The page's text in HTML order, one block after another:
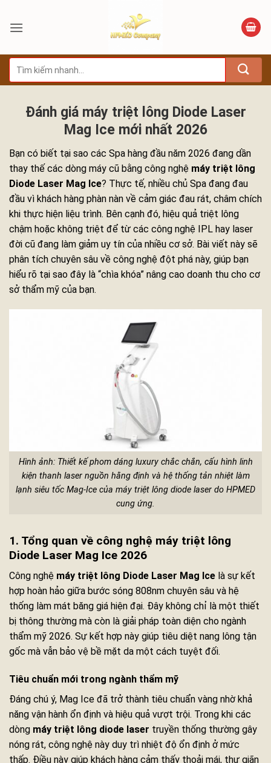
qua
dung
Tìm
kiếm:
Đánh giá máy triệt lông Diode Laser
Mag Ice mới nhất 2026
Bạn có biết tại sao các Spa hàng đầu năm 2026 đang dần
thay thế các dòng máy cũ bằng công nghệ máy triệt lông
Diode Laser Mag Ice? Thực tế, nhiều chủ Spa đang đau
đầu vì khách hàng phàn nàn về cảm giác đau rát, châm chích
khi thực hiện liệu trình. Bên cạnh đó, hiệu quả triệt lông
chậm hoặc không triệt để từ các công nghệ IPL hay laser
đời cũ đang làm giảm uy tín của nhiều cơ sở. Bài viết này sẽ
phân tích chuyên sâu về công nghệ đột phá này, giúp bạn
hiểu rõ tại sao đây là “chìa khóa” nâng cao doanh thu cho cơ
sở thẩm mỹ của bạn.
Hình ảnh: Thiết kế phom dáng luxury chắc chắn, cấu hình linh
kiện thanh laser nguồn hằng định và hệ thống tản nhiệt làm
lạnh siêu tốc Mag-Ice của máy triệt lông diode laser do HPMED
cung ứng.
1. Tổng quan về công nghệ máy triệt lông
Diode Laser Mag Ice 2026
Công nghệ máy triệt lông Diode Laser Mag Ice là sự kết
hợp hoàn hảo giữa bước sóng 808nm chuyên sâu và hệ
thống làm mát băng giá hiện đại. Đây không chỉ là một thiết
bị thông thường mà còn là giải pháp toàn diện cho ngành
thẩm mỹ 2026. Sự kết hợp này giúp tiêu diệt nang lông tận
gốc mà vẫn bảo vệ bề mặt da một cách tuyệt đối.
Tiêu chuẩn mới trong ngành thẩm mỹ
Đáng chú ý, Mag Ice đã trở thành tiêu chuẩn vàng nhờ khả
năng vận hành ổn định và hiệu quả vượt trội. Trong khi các
dòng máy triệt lông diode laser truyền thống thường gây
nóng rát, công nghệ này duy trì nhiệt độ ổn định ở mức
thấp. Điều này giúp khách hàng cảm thấy thoải mái, thư giãn